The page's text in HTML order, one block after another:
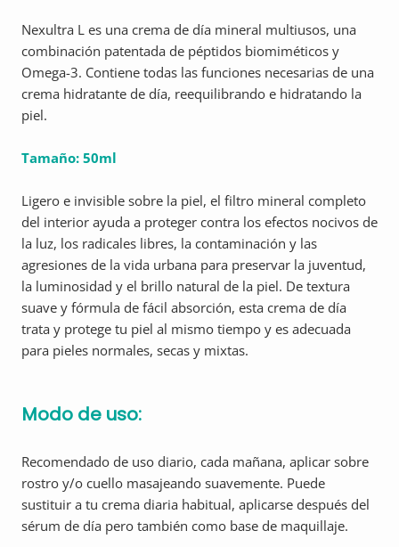
Nexultra L es una crema de día mineral multiusos, una
combinación patentada de péptidos biomiméticos y
Omega-3. Contiene todas las funciones necesarias de una
crema hidratante de día, reequilibrando e hidratando la
piel.
Tamaño: 50ml
Ligero e invisible sobre la piel, el filtro mineral completo
del interior ayuda a proteger contra los efectos nocivos de
la luz, los radicales libres, la contaminación y las
agresiones de la vida urbana para preservar la juventud,
la luminosidad y el brillo natural de la piel. De textura
suave y fórmula de fácil absorción, esta crema de día
trata y protege tu piel al mismo tiempo y es adecuada
para pieles normales, secas y mixtas.
Modo de uso:
Recomendado de uso diario, cada mañana, aplicar sobre
rostro y/o cuello masajeando suavemente. Puede
sustituir a tu crema diaria habitual, aplicarse después del
sérum de día pero también como base de maquillaje.